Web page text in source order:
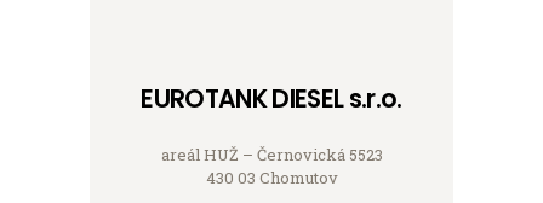
EUROTANK DIESEL s.r.o.
areál HUŽ – Černovická 5523
430 03 Chomutov